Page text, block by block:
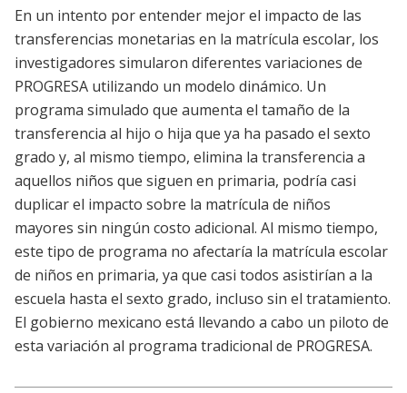
En un intento por entender mejor el impacto de las
transferencias monetarias en la matrícula escolar, los
investigadores simularon diferentes variaciones de
PROGRESA utilizando un modelo dinámico. Un
programa simulado que aumenta el tamaño de la
transferencia al hijo o hija que ya ha pasado el sexto
grado y, al mismo tiempo, elimina la transferencia a
aquellos niños que siguen en primaria, podría casi
duplicar el impacto sobre la matrícula de niños
mayores sin ningún costo adicional. Al mismo tiempo,
este tipo de programa no afectaría la matrícula escolar
de niños en primaria, ya que casi todos asistirían a la
escuela hasta el sexto grado, incluso sin el tratamiento.
El gobierno mexicano está llevando a cabo un piloto de
esta variación al programa tradicional de PROGRESA.